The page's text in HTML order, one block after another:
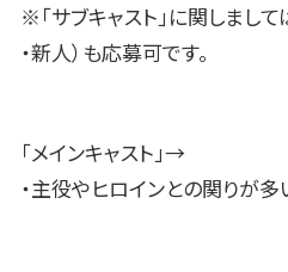
※「サブキャスト」に関しまし
・新人）も応募可です。
「メインキャスト」→
・主役やヒロインとの関りが多